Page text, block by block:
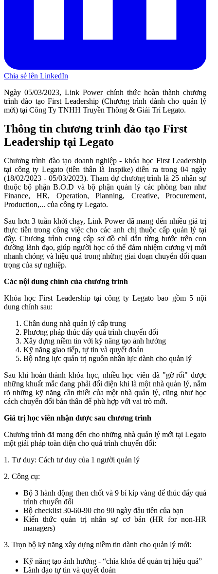
Chia sẻ lên LinkedIn
Ngày 05/03/2023, Link Power chính thức hoàn thành chương
trình đào tạo First Leadership (Chương trình dành cho quản lý
mới) tại Công Ty TNHH Truyền Thông & Giải Trí Legato.
Thông tin chương trình đào tạo First
Leadership tại Legato
Chương trình đào tạo doanh nghiệp - khóa học First Leadership
tại công ty Legato (tiền thân là Inspike) diễn ra trong 04 ngày
(18/02/2023 - 05/03/2023). Tham dự chương trình là 25 nhân sự
thuộc bộ phận B.O.D và bộ phận quản lý các phòng ban như
Finance, HR, Operation, Planning, Creative, Procurement,
Production,... của công ty Legato.
Sau hơn 3 tuần khởi chạy, Link Power đã mang đến nhiều giá trị
thực tiễn trong công việc cho các anh chị thuộc cấp quản lý tại
đây. Chương trình cung cấp sơ đồ chỉ dẫn từng bước trên con
đường lãnh đạo, giúp người học có thể đảm nhiệm cương vị mới
nhanh chóng và hiệu quả trong những giai đoạn chuyển đổi quan
trọng của sự nghiệp.
Các nội dung chính của chương trình
Khóa học First Leadership tại công ty Legato bao gồm 5 nội
dung chính sau:
Chân dung nhà quản lý cấp trung
Phương pháp thúc đẩy quá trình chuyển đổi
Xây dựng niềm tin với kỹ năng tạo ảnh hưởng
Kỹ năng giao tiếp, tự tin và quyết đoán
Bộ năng lực quản trị nguồn nhân lực dành cho quản lý
Sau khi hoàn thành khóa học, nhiều học viên đã "gỡ rối" được
những khuất mắc đang phải đối diện khi là một nhà quản lý, nắm
rõ những kỹ năng cần thiết của một nhà quản lý, cũng như học
cách chuyển đổi bản thân để phù hợp với vai trò mới.
Giá trị học viên nhận được sau chương trình
Chương trình đã mang đến cho những nhà quản lý mới tại Legato
một giải pháp toàn diện cho quá trình chuyển đổi:
1. Tư duy: Cách tư duy của 1 người quản lý
2. Công cụ:
Bộ 3 hành động then chốt và 9 bí kíp vàng để thúc đẩy quá
trình chuyển đổi
Bộ checklist 30-60-90 cho 90 ngày đầu tiên của bạn
Kiến thức quản trị nhân sự cơ bản (HR for non-HR
managers)
3. Trọn bộ kỹ năng xây dựng niềm tin dành cho quản lý mới:
Kỹ năng tạo ảnh hưởng - “chìa khóa để quản trị hiệu quả”
Lãnh đạo tự tin và quyết đoán